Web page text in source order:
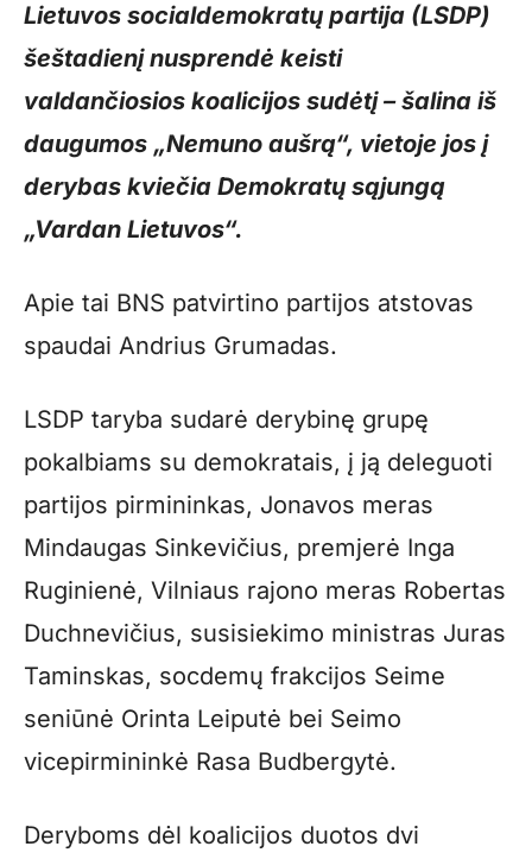
Lietuvos socialdemokratų partija (LSDP)
šeštadienį nusprendė keisti
valdančiosios koalicijos sudėtį – šalina iš
daugumos „Nemuno aušrą“, vietoje jos į
derybas kviečia Demokratų sąjungą
„Vardan Lietuvos“.
Apie tai BNS patvirtino partijos atstovas
spaudai Andrius Grumadas.
LSDP taryba sudarė derybinę grupę
pokalbiams su demokratais, į ją deleguoti
partijos pirmininkas, Jonavos meras
Mindaugas Sinkevičius, premjerė Inga
Ruginienė, Vilniaus rajono meras Robertas
Duchnevičius, susisiekimo ministras Juras
Taminskas, socdemų frakcijos Seime
seniūnė Orinta Leiputė bei Seimo
vicepirmininkė Rasa Budbergytė.
Deryboms dėl koalicijos duotos dvi